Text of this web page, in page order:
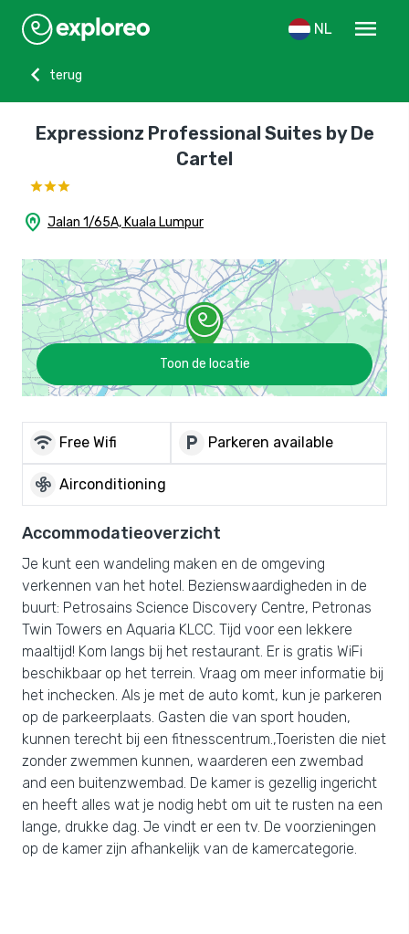
NL
menu
chevron_left
terug
Expressionz Professional Suites by De
Cartel
home_pin Jalan 1/65A, Kuala Lumpur
Toon de locatie
wifi Free Wifi local_parking Parkeren available
mode_fan Airconditioning
Accommodatieoverzicht
Je kunt een wandeling maken en de omgeving
verkennen van het hotel. Bezienswaardigheden in de
buurt: Petrosains Science Discovery Centre, Petronas
Twin Towers en Aquaria KLCC. Tijd voor een lekkere
maaltijd! Kom langs bij het restaurant. Er is gratis WiFi
beschikbaar op het terrein. Vraag om meer informatie bij
het inchecken. Als je met de auto komt, kun je parkeren
op de parkeerplaats. Gasten die van sport houden,
kunnen terecht bij een fitnesscentrum.,Toeristen die niet
zonder zwemmen kunnen, waarderen een zwembad
and een buitenzwembad. De kamer is gezellig ingericht
en heeft alles wat je nodig hebt om uit te rusten na een
lange, drukke dag. Je vindt er een tv. De voorzieningen
op de kamer zijn afhankelijk van de kamercategorie.